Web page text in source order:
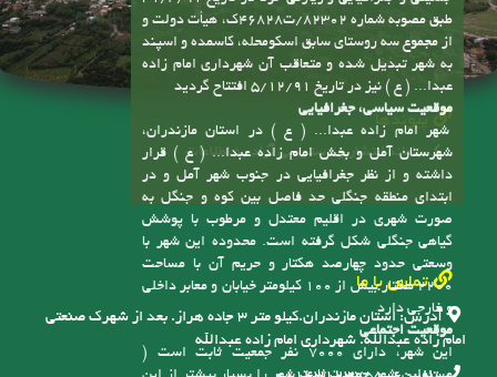
تاریخچه شهر و افتتاح شهرداری
شهر امام زاده عبدا... ( ع ) با توجه به موقعیت های
جمعیتی و جغرافیایی و زیارتی خود در تاریخ 31/4/91
طبق مصوبه شماره 82302/ت46828ک، هیأت دولت و
از مجموع سه روستای سابق اسکومحله، کاسمده و اسپند
به شهر تبدیل شده و متعاقب آن شهرداری امام زاده
عبدا... ( ع ) نیز در تاریخ 5/12/91 افتتاح گردید
موقعیت سیاسی، جغرافیایی
شهر امام زاده عبدا... ( ع ) در استان مازندران،
شهرستان آمل و بخش امام زاده عبدا... ( ع ) قرار
داشته و از نظر جغرافیایی در جنوب شهر آمل و در
ابتدای منطقه جنگلی حد فاصل بین کوه و جنگل به
صورت شهری در اقلیم معتدل و مرطوب با پوشش
پیوندها
سامانه انتشار و دسترسی آزاد به اطلاعات